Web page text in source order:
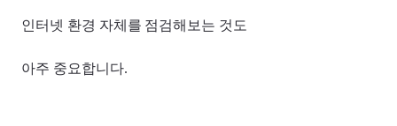
인터넷 환경 자체를 점검해보는 것도
아주 중요합니다.